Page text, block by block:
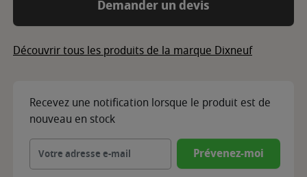
Demander un devis
Découvrir tous les produits de la marque Dixneuf
Recevez une notification lorsque le produit est de
nouveau en stock
Prévenez-moi